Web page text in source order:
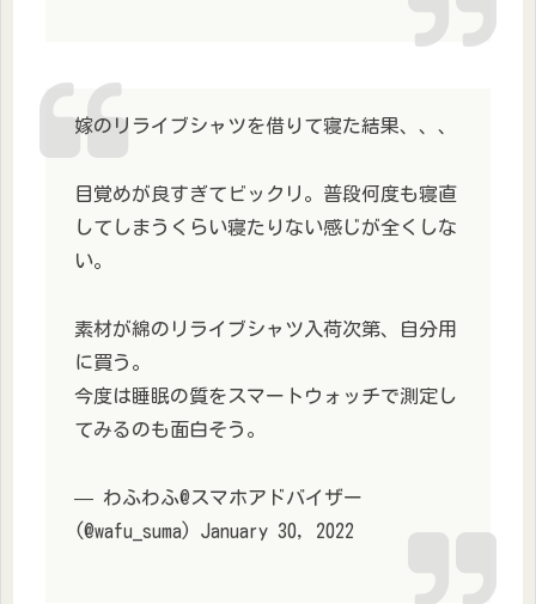
嫁のリライブシャツを借りて寝た結果、、、
目覚めが良すぎてビックリ。普段何度も寝直
してしまうくらい寝たりない感じが全くしな
い。
素材が綿のリライブシャツ入荷次第、自分用
に買う。
今度は睡眠の質をスマートウォッチで測定し
てみるのも面白そう。
— わふわふ@スマホアドバイザー
(@wafu_suma) January 30, 2022